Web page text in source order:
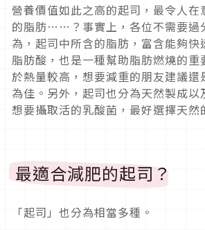
營養價值如此之高的起司，最令人在
的脂肪……？事實上，各位不需要過
為，起司中所含的脂肪，富含能夠快
脂肪酸，也是一種幫助脂肪燃燒的重
於熱量較高，想要減重的朋友建議還
為佳。另外，起司也分為天然製成以
想要攝取活的乳酸菌，最好選擇天然
最適合減肥的起司？
「起司」也分為相當多種。